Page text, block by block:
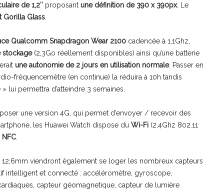
de 1,2″proposant une définition de 390 x 390px. Le
Gorilla Glass.
Qualcomm Snapdragon Wear 2100cadencée à 1,1Ghz,
stockage(2,3Go réellement disponibles) ainsi qu’une batterie
une autonomie de 2 jours en utilisation normale. Passer en
fréquencemètre (en continue) la réduira à 10h tandis
lui permettra d’atteindre 3 semaines.
une version 4G, qui permet d’envoyer / recevoir des
les Huawei Watch dispose du Wi-Fi(2,4Ghz 802.11
NFC.
12,6mm viendront également se loger les nombreux capteurs
intelligent et connecté : accéléromètre, gyroscope,
capteur géomagnetique, capteur de lumière